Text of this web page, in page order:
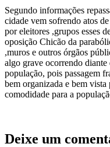
Telegram
Segundo informações
cidade vem sofrendo atos
por eleitores ,grupos esses
oposição Chicão da
,muros e outros órgãos
algo grave ocorrendo diante
população, pois passagem
bem organizada e bem
comodidade para a
Deixe um